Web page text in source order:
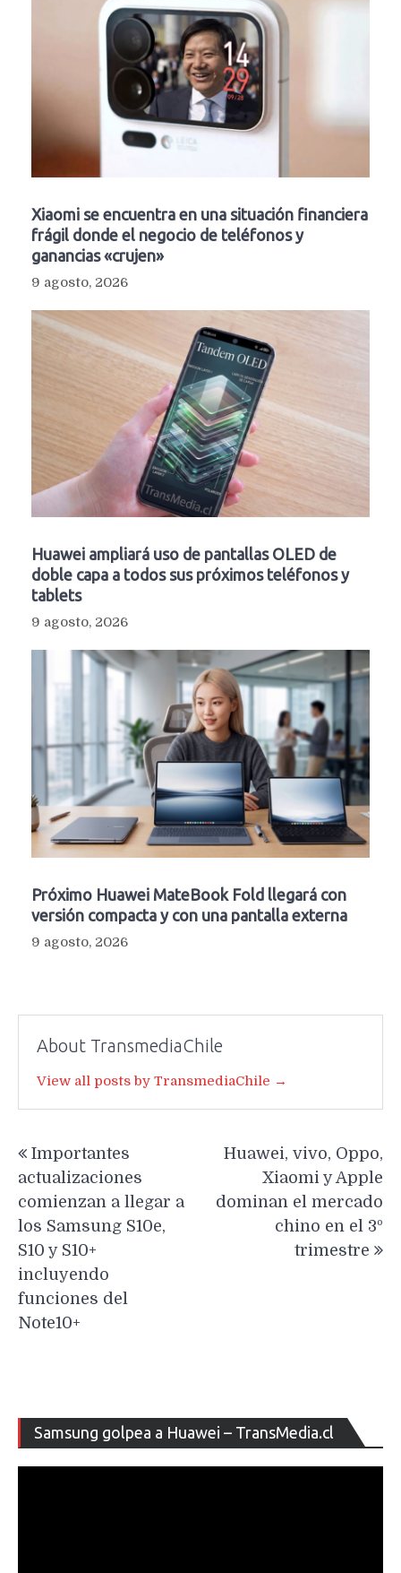
Xiaomi se encuentra en una situación financiera
frágil donde el negocio de teléfonos y
ganancias «crujen»
9 agosto, 2026
Huawei ampliará uso de pantallas OLED de
doble capa a todos sus próximos teléfonos y
tablets
9 agosto, 2026
Próximo Huawei MateBook Fold llegará con
versión compacta y con una pantalla externa
9 agosto, 2026
About TransmediaChile
View all posts by TransmediaChile →
de
entradas
Importantes
actualizaciones
comienzan a llegar a
los Samsung S10e,
S10 y S10+
incluyendo
funciones del
Note10+
Huawei, vivo, Oppo,
Xiaomi y Apple
dominan el mercado
chino en el 3º
trimestre
Samsung golpea a Huawei – TransMedia.cl
de